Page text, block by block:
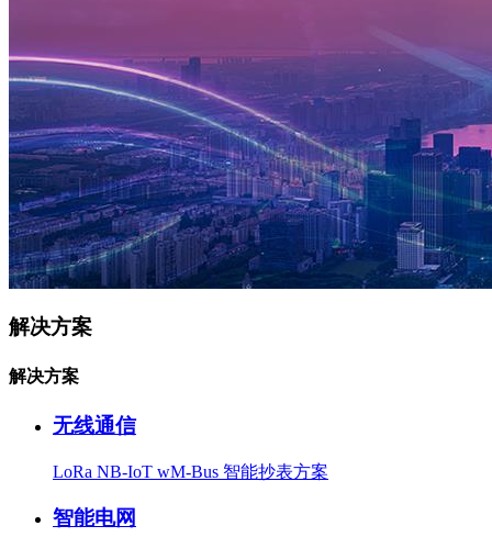
解决方案
解决方案
无线通信
LoRa NB-IoT wM-Bus 智能抄表方案
智能电网